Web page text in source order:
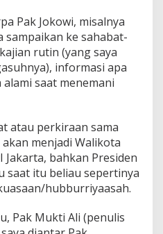
Pak Jokowi, misalnya
sampaikan ke sahabat-
rutin (yang saya
informasi apa
alami saat menemani
atau perkiraan sama
menjadi Walikota
bahkan Presiden
saat itu beliau sepertinya
hubburriyaasah.
Pak Mukti Ali (penulis